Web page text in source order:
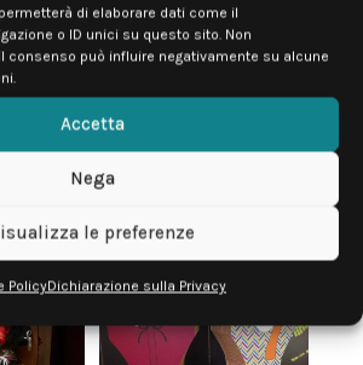
di elaborare dati come il
o ID unici su questo sito. Non
consenso può influire negativamente su alcune
Accetta
Nega
le preferenze
PolicyDichiarazione sulla Privacy